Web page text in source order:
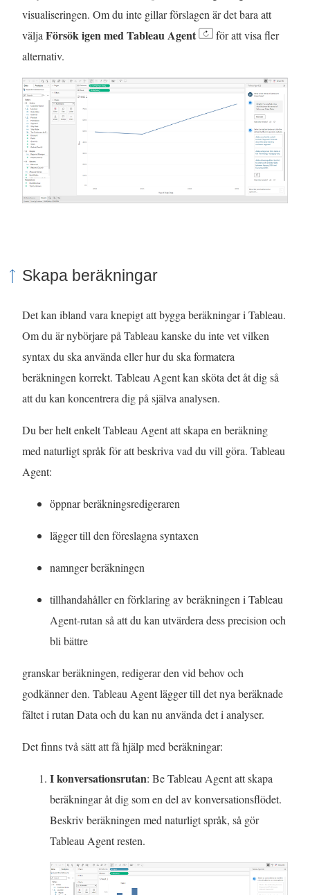
visualiseringen. Om du inte gillar förslagen är det bara att
välja Försök igen med Tableau Agent
för att visa fler
alternativ.
Skapa beräkningar
Det kan ibland vara knepigt att bygga beräkningar i Tableau.
Om du är nybörjare på Tableau kanske du inte vet vilken
syntax du ska använda eller hur du ska formatera
beräkningen korrekt. Tableau Agent kan sköta det åt dig så
att du kan koncentrera dig på själva analysen.
Du ber helt enkelt Tableau Agent att skapa en beräkning
med naturligt språk för att beskriva vad du vill göra. Tableau
Agent:
öppnar beräkningsredigeraren
lägger till den föreslagna syntaxen
namnger beräkningen
tillhandahåller en förklaring av beräkningen i Tableau
Agent-rutan så att du kan utvärdera dess precision och
bli bättre
granskar beräkningen, redigerar den vid behov och
godkänner den. Tableau Agent lägger till det nya beräknade
fältet i rutan Data och du kan nu använda det i analyser.
Det finns två sätt att få hjälp med beräkningar:
I konversationsrutan: Be Tableau Agent att skapa
beräkningar åt dig som en del av konversationsflödet.
Beskriv beräkningen med naturligt språk, så gör
Tableau Agent resten.